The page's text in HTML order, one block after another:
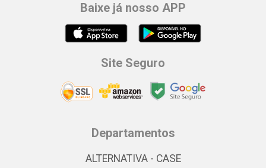
Baixe já nosso APP
Site Seguro
Departamentos
ALTERNATIVA - CASE